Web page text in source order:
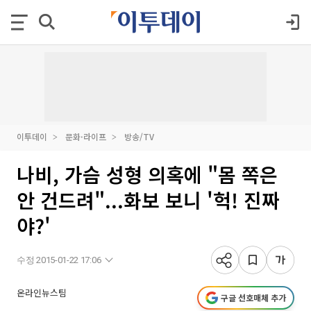
이투데이 문화·라이프 방송/TV
나비, 가슴 성형 의혹에 "몸 쪽은
안 건드려"...화보 보니 '헉! 진짜
야?'
수정 2015-01-22 17:06
온라인뉴스팀 구글 선호매체 추가